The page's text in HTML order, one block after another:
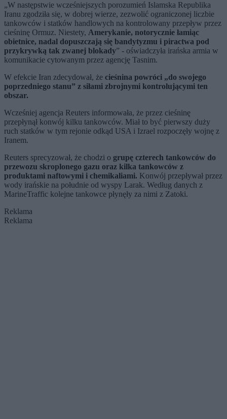
„W następstwie wcześniejszych porozumień Islamska Republika
Iranu zgodziła się, w dobrej wierze, zezwolić ograniczonej liczbie
tankowców i statków handlowych na kontrolowany przepływ przez
cieśninę Ormuz. Niestety, Amerykanie, notorycznie łamiąc
obietnice, nadal dopuszczają się bandytyzmu i piractwa pod
przykrywką tak zwanej blokady” - oświadczyła irańska armia w
komunikacie cytowanym przez agencję Tasnim.
W efekcie Iran zdecydował, że cieśnina powróci „do swojego
poprzedniego stanu” z siłami zbrojnymi kontrolującymi ten
obszar.
Wcześniej agencja Reuters informowała, że przez cieśninę
przepłynął konwój kilku tankowców. Miał to być pierwszy duży
ruch statków w tym rejonie odkąd USA i Izrael rozpoczęły wojnę z
Iranem.
Reuters sprecyzował, że chodzi o grupę czterech tankowców do
przewozu skroplonego gazu oraz kilka tankowców z
produktami naftowymi i chemikaliami. Konwój przepływał przez
wody irańskie na południe od wyspy Larak. Według danych z
MarineTraffic kolejne tankowce płynęły za nimi z Zatoki.
Reklama
Reklama